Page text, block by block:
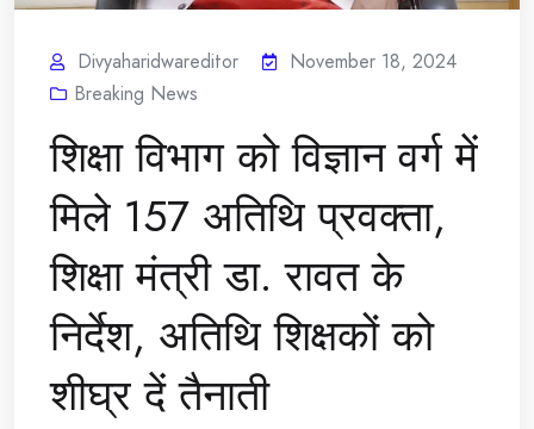
Divyaharidwareditor
November 18, 2024
Breaking News
शिक्षा विभाग को विज्ञान वर्ग में
मिले 157 अतिथि प्रवक्ता,
शिक्षा मंत्री डा. रावत के
निर्देश, अतिथि शिक्षकों को
शीघ्र दें तैनाती